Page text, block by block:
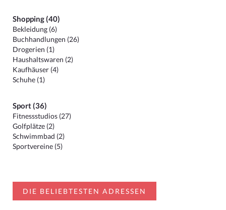
Shopping (40)
Bekleidung (6)
Buchhandlungen (26)
Drogerien (1)
Haushaltswaren (2)
Kaufhäuser (4)
Schuhe (1)
Sport (36)
Fitnessstudios (27)
Golfplätze (2)
Schwimmbad (2)
Sportvereine (5)
DIE BELIEBTESTEN ADRESSEN